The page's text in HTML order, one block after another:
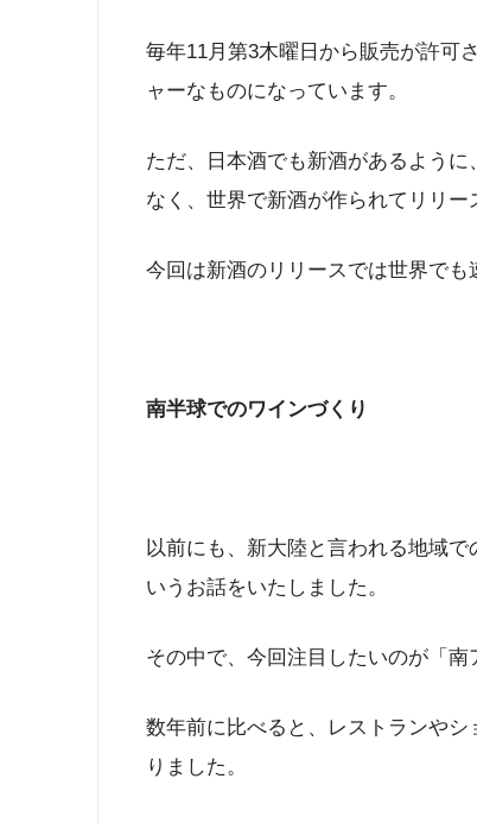
毎年11月第3木曜日から販売が許可
ャーなものになっています。
ただ、日本酒でも新酒があるよう
なく、世界で新酒が作られてリリー
今回は新酒のリリースでは世界でも
南半球でのワインづくり
以前にも、新大陸と言われる地域
いうお話をいたしました。
その中で、今回注目したいのが「南
数年前に比べると、レストランや
りました。